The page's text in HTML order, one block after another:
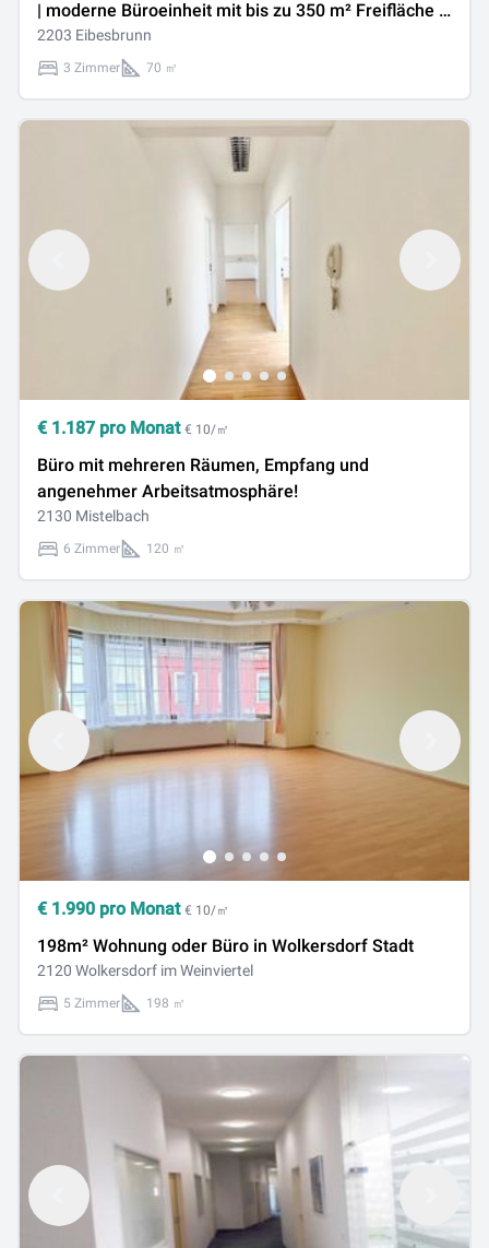
| moderne Büroeinheit mit bis zu 350 m² Freifläche |
Eibesbrunn/Großebersdorf |
2203 Eibesbrunn
3 Zimmer 70 ㎡
€ 1.187 pro Monat € 10/㎡
Büro mit mehreren Räumen, Empfang und
angenehmer Arbeitsatmosphäre!
2130 Mistelbach
6 Zimmer 120 ㎡
€ 1.990 pro Monat € 10/㎡
198m² Wohnung oder Büro in Wolkersdorf Stadt
2120 Wolkersdorf im Weinviertel
5 Zimmer 198 ㎡